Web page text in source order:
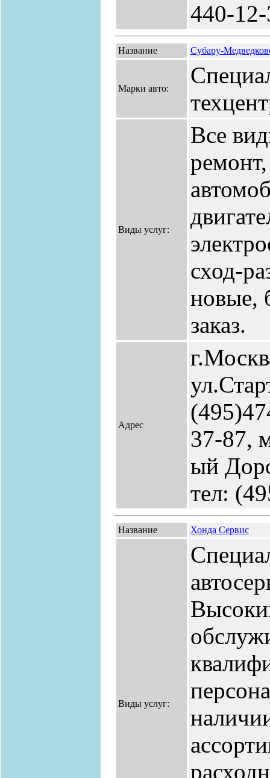
440-
Название Субару-
Марки авто:
Виды услуг:
Все
сход-
новые,
заказ.
Адрес
37-87,
ый
тел:
Название Хонда Сервис
Виды услуг: